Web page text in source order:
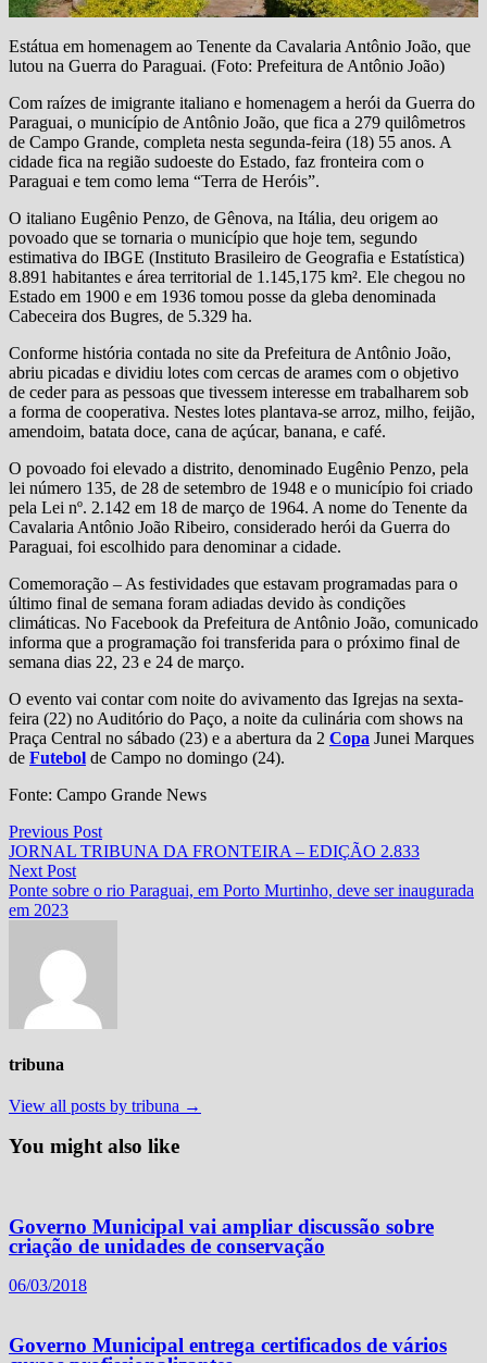
Estátua em homenagem ao Tenente da Cavalaria Antônio João, que
lutou na Guerra do Paraguai. (Foto: Prefeitura de Antônio João)
Com raízes de imigrante italiano e homenagem a herói da Guerra do
Paraguai, o município de Antônio João, que fica a 279 quilômetros
de Campo Grande, completa nesta segunda-feira (18) 55 anos. A
cidade fica na região sudoeste do Estado, faz fronteira com o
Paraguai e tem como lema “Terra de Heróis”.
O italiano Eugênio Penzo, de Gênova, na Itália, deu origem ao
povoado que se tornaria o município que hoje tem, segundo
estimativa do IBGE (Instituto Brasileiro de Geografia e Estatística)
8.891 habitantes e área territorial de 1.145,175 km². Ele chegou no
Estado em 1900 e em 1936 tomou posse da gleba denominada
Cabeceira dos Bugres, de 5.329 ha.
Conforme história contada no site da Prefeitura de Antônio João,
abriu picadas e dividiu lotes com cercas de arames com o objetivo
de ceder para as pessoas que tivessem interesse em trabalharem sob
a forma de cooperativa. Nestes lotes plantava-se arroz, milho, feijão,
amendoim, batata doce, cana de açúcar, banana, e café.
O povoado foi elevado a distrito, denominado Eugênio Penzo, pela
lei número 135, de 28 de setembro de 1948 e o município foi criado
pela Lei nº. 2.142 em 18 de março de 1964. A nome do Tenente da
Cavalaria Antônio João Ribeiro, considerado herói da Guerra do
Paraguai, foi escolhido para denominar a cidade.
Comemoração – As festividades que estavam programadas para o
último final de semana foram adiadas devido às condições
climáticas. No Facebook da Prefeitura de Antônio João, comunicado
informa que a programação foi transferida para o próximo final de
semana dias 22, 23 e 24 de março.
O evento vai contar com noite do avivamento das Igrejas na sexta-
feira (22) no Auditório do Paço, a noite da culinária com shows na
Praça Central no sábado (23) e a abertura da 2 Copa Junei Marques
de Futebol de Campo no domingo (24).
Fonte: Campo Grande News
Navegação
de
Post
Previous PostPrevious
post:
JORNAL TRIBUNA DA FRONTEIRA – EDIÇÃO 2.833
Next PostNext
post:
Ponte sobre o rio Paraguai, em Porto Murtinho, deve ser inaugurada
em 2023
tribuna
View all posts by tribuna →
You might also like
Governo Municipal vai ampliar discussão sobre
criação de unidades de conservação
06/03/2018
Governo Municipal entrega certificados de vários